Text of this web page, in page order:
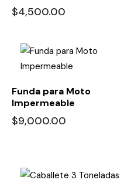
$4,500.00
Funda para Moto
Impermeable
$9,000.00